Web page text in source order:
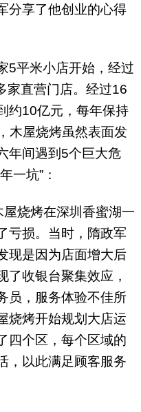
分享了他创业的心得
5平米小店开始，经过
家直营门店。经过16
约10亿元，每年保持
木屋烧烤虽然表面发
年间遇到5个巨大危
一坑”：
屋烧烤在深圳香蜜湖一
亏损。当时，隋政军
现是因为店面增大后
了收银台聚集效应，
员，服务体验不佳所
烧烤开始规划大店运
四个区，每个区域的
，以此满足顾客服务